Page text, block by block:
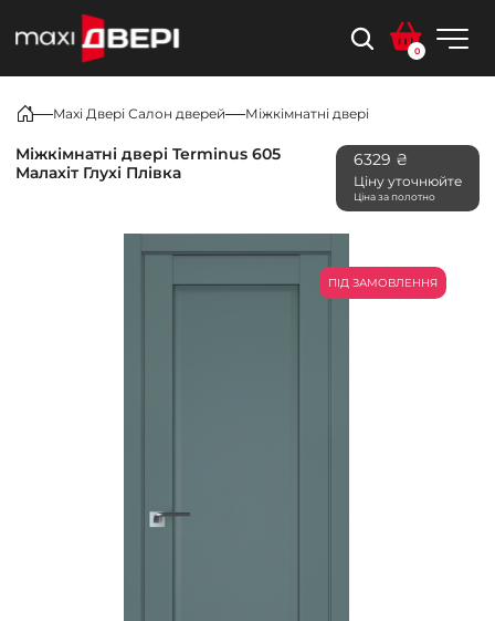
0
Maxi Двері Салон дверей Міжкімнатні двері
Міжкімнатні двері Terminus 605
Малахіт Глухі Плівка
6329 ₴
Ціну уточнюйте
Ціна за полотно
ПІД ЗАМОВЛЕННЯ